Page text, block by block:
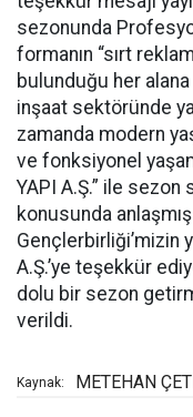
sezonunda
formanın “sırt
bulunduğu her
inşaat sektöründe
zamanda modern
ve fonksiyonel
YAPI A.Ş.” ile
konusunda
Gençlerbirliği’mizin
A.Ş.’ye teşekkür
dolu bir sezon
verildi.
Kaynak: METEHAN